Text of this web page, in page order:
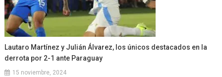
Lautaro Martínez y Julián Álvarez, los únicos destacados en la
derrota por 2-1 ante Paraguay
15 noviembre, 2024